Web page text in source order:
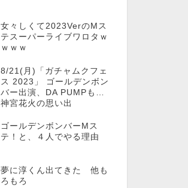
女々しくて2023VerのMス
テスーパーライブワロタｗ
ｗｗｗ
8/21(月)「ガチャムクフェ
ス 2023」 ゴールデンボン
バー出演、DA PUMPも…
神宮花火の思い出
ゴールデンボンバーMス
テ！と、４人でやる理由
夢に淳くん出てきた 他も
ろもろ